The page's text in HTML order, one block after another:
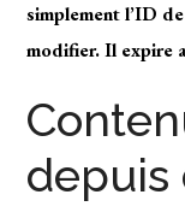
simplement l’ID
modifier. Il expire
depuis